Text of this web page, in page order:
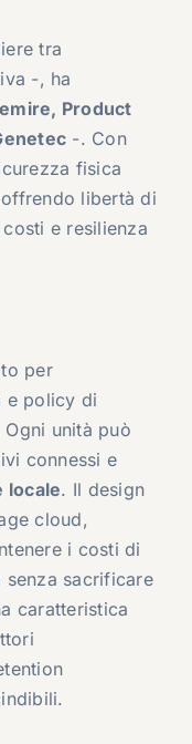
tra
-, ha
Product
-. Con
fisica
libertà di
e resilienza
per
e policy di
unità può
connessi e
locale. Il design
cloud,
i costi di
sacrificare
caratteristica